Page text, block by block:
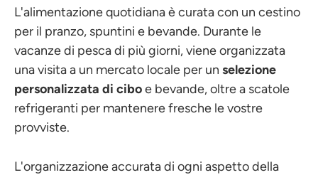
L'alimentazione quotidiana è curata con un cestino
per il pranzo, spuntini e bevande. Durante le
vacanze di pesca di più giorni, viene organizzata
una visita a un mercato locale per un selezione
personalizzata di ciboe bevande, oltre a scatole
refrigeranti per mantenere fresche le vostre
provviste.
L'organizzazione accurata di ogni aspetto della